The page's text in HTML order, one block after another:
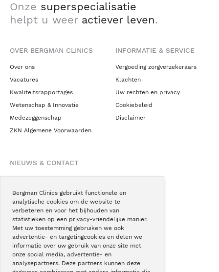
Bergman Clinics gebruikt functionele en
analytische cookies om de website te
verbeteren en voor het bijhouden van
statistieken op een privacy-vriendelijke manier.
Met uw toestemming gebruiken we ook
advertentie- en targetingcookies en delen we
informatie over uw gebruik van onze site met
onze social media, advertentie- en
analysepartners. Deze partners kunnen deze
Onze superspecialisatie
helpt u weer actiever leven.
OVER BERGMAN CLINICS
Over ons
Vacatures
Kwaliteitsrapportages
Wetenschap & Innovatie
Medezeggenschap
ZKN Algemene Voorwaarden
INFORMATIE & SERVICE
Vergoeding zorgverzekeraars
Klachten
Uw rechten en privacy
Cookiebeleid
Disclaimer
NIEUWS & CONTACT
Blogs
Podcast
Pressroom
Instagram
Facebook
LinkedIn